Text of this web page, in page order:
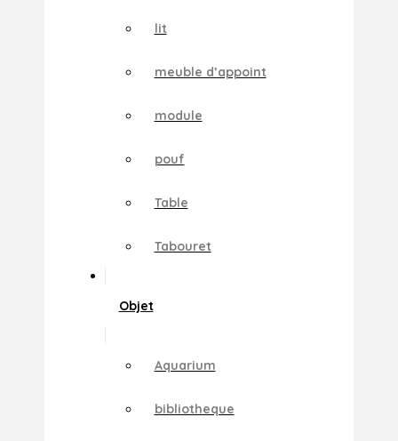
lit
meuble d’appoint
module
pouf
Table
Tabouret
Objet
Aquarium
bibliotheque